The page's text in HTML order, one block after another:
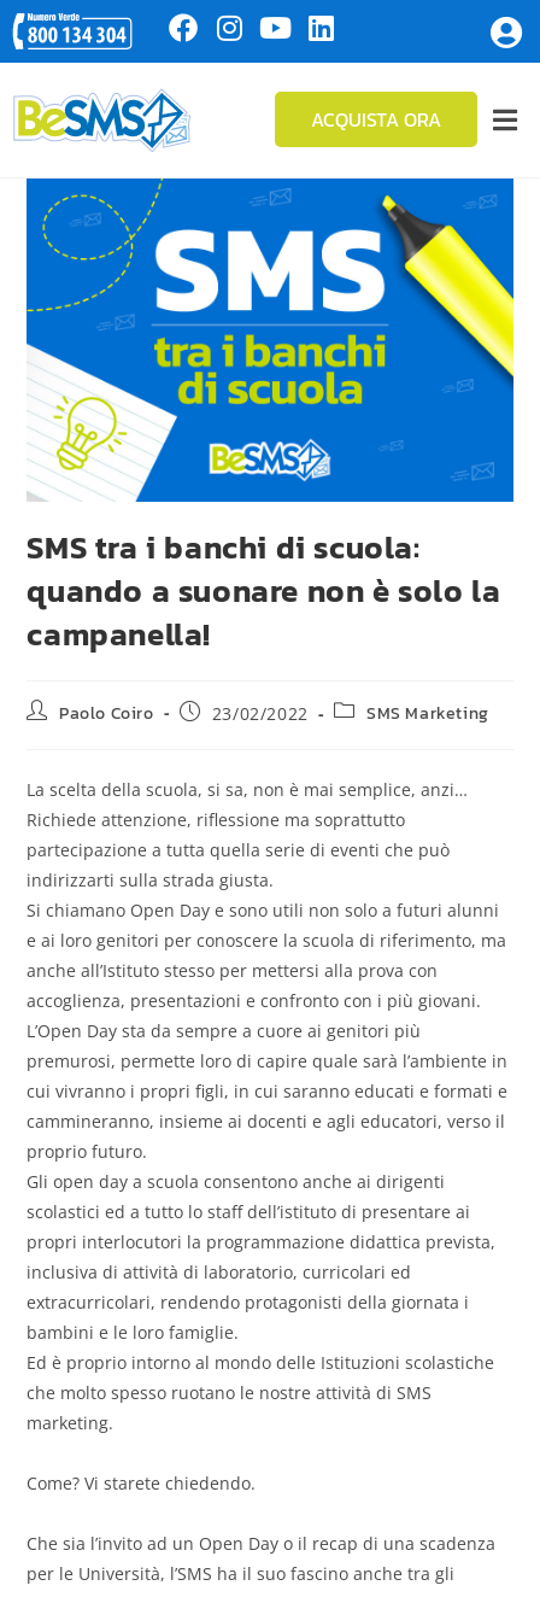
ACQUISTA ORA
SMS tra i banchi di scuola:
quando a suonare non è solo la
campanella!
Paolo Coiro 23/02/2022 SMS Marketing
La scelta della scuola, si sa, non è mai semplice, anzi…
Richiede attenzione, riflessione ma soprattutto
partecipazione a tutta quella serie di eventi che può
indirizzarti sulla strada giusta.
Si chiamano Open Day e sono utili non solo a futuri alunni
e ai loro genitori per conoscere la scuola di riferimento, ma
anche all’Istituto stesso per mettersi alla prova con
accoglienza, presentazioni e confronto con i più giovani.
L’Open Day sta da sempre a cuore ai genitori più
premurosi, permette loro di capire quale sarà l’ambiente in
cui vivranno i propri figli, in cui saranno educati e formati e
cammineranno, insieme ai docenti e agli educatori, verso il
proprio futuro.
Gli open day a scuola consentono anche ai dirigenti
scolastici ed a tutto lo staff dell’istituto di presentare ai
propri interlocutori la programmazione didattica prevista,
inclusiva di attività di laboratorio, curricolari ed
extracurricolari, rendendo protagonisti della giornata i
bambini e le loro famiglie.
Ed è proprio intorno al mondo delle Istituzioni scolastiche
che molto spesso ruotano le nostre attività di SMS
marketing.
Come? Vi starete chiedendo.
Che sia l’invito ad un Open Day o il recap di una scadenza
per le Università, l’SMS ha il suo fascino anche tra gli